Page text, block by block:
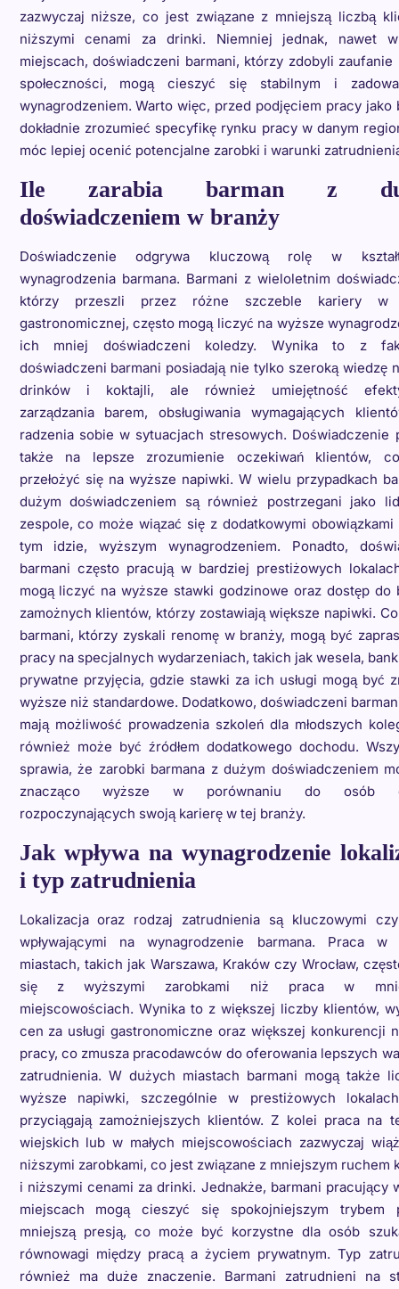
zazwyczaj niższe, co jest związane z mniejszą liczbą
niższymi cenami za drinki. Niemniej jednak, nawet
miejscach, doświadczeni barmani, którzy zdobyli zaufanie
społeczności, mogą cieszyć się stabilnym i
wynagrodzeniem. Warto więc, przed podjęciem pracy jako
dokładnie zrozumieć specyfikę rynku pracy w danym
móc lepiej ocenić potencjalne zarobki i warunki
Ile zarabia barman z
doświadczeniem w branży
Doświadczenie odgrywa kluczową rolę w
wynagrodzenia barmana. Barmani z wieloletnim
którzy przeszli przez różne szczeble kariery w
gastronomicznej, często mogą liczyć na wyższe
ich mniej doświadczeni koledzy. Wynika to z
doświadczeni barmani posiadają nie tylko szeroką wiedzę
drinków i koktajli, ale również umiejętność
zarządzania barem, obsługiwania wymagających
radzenia sobie w sytuacjach stresowych. Doświadczenie
także na lepsze zrozumienie oczekiwań klientów,
przełożyć się na wyższe napiwki. W wielu przypadkach
dużym doświadczeniem są również postrzegani jako
zespole, co może wiązać się z dodatkowymi
tym idzie, wyższym wynagrodzeniem. Ponadto,
barmani często pracują w bardziej prestiżowych
mogą liczyć na wyższe stawki godzinowe oraz dostęp do
zamożnych klientów, którzy zostawiają większe napiwki.
barmani, którzy zyskali renomę w branży, mogą być
pracy na specjalnych wydarzeniach, takich jak wesela,
prywatne przyjęcia, gdzie stawki za ich usługi mogą być
wyższe niż standardowe. Dodatkowo, doświadczeni
mają możliwość prowadzenia szkoleń dla młodszych
również może być źródłem dodatkowego dochodu.
sprawia, że zarobki barmana z dużym doświadczeniem
znacząco wyższe w porównaniu do osób
rozpoczynających swoją karierę w tej branży.
Jak wpływa na wynagrodzenie
i typ zatrudnienia
Lokalizacja oraz rodzaj zatrudnienia są kluczowymi
wpływającymi na wynagrodzenie barmana. Praca w
miastach, takich jak Warszawa, Kraków czy Wrocław,
się z wyższymi zarobkami niż praca w
miejscowościach. Wynika to z większej liczby klientów,
cen za usługi gastronomiczne oraz większej konkurencji
pracy, co zmusza pracodawców do oferowania lepszych
zatrudnienia. W dużych miastach barmani mogą także
wyższe napiwki, szczególnie w prestiżowych
przyciągają zamożniejszych klientów. Z kolei praca na
wiejskich lub w małych miejscowościach zazwyczaj
niższymi zarobkami, co jest związane z mniejszym ruchem
i niższymi cenami za drinki. Jednakże, barmani pracujący
miejscach mogą cieszyć się spokojniejszym trybem
mniejszą presją, co może być korzystne dla osób
równowagi między pracą a życiem prywatnym. Typ
również ma duże znaczenie. Barmani zatrudnieni na